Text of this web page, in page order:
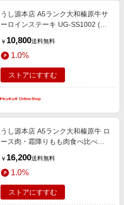
うし源本店 A5ランク大和榛原牛サ
ーロインステーキ UG-SS1002 (内
ンホンポ限定 内祝い・お返しギフ
ト 菓子・食品ギフト ハム・肉・米
￥ 10,800送料無料
1.0%
ストアにすすむ
うし源本店 A5ランク大和榛原牛 ロ
ース肉・霜降りもも肉食べ比べ
負担 アカチャンホンポ限定 内祝
い・お返しギフト 菓子・食品ギフ
ト ハム・肉・米
￥ 16,200送料無料
1.0%
ストアにすすむ